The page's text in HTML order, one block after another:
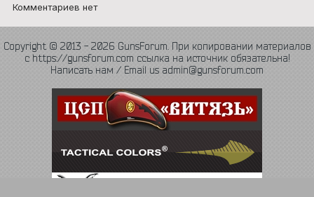
Комментариев нет
Copyright © 2013 - 2026 GunsForum. При копировании материалов
с https://gunsforum.com ссылка на источник обязательна!
Написать нам / Email us admin@gunsforum.com